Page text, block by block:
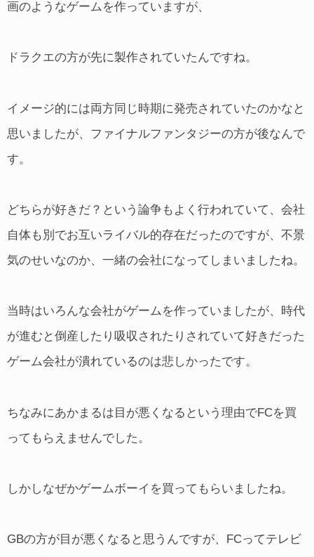
画のようなゲームを作っていますが、
ドラクエの方が先に製作されていたんですね。
イメージ的には両方同じ時期に発売されていたのかなと
思いましたが、ファイナルファンタジーの方が後なんで
す。
どちらが好きだ？という論争もよく行われていて、会社
自体も別でお互いライバル的存在だったのですが、不景
気のせいなのか、一緒の会社になってしまいましたね。
当時はいろんな会社がゲームを作っていましたが、時代
が進むと倒産したり吸収されたりされていて好きだった
ゲーム会社が潰れているのは悲しかったです。
ちなみにあかまるは目が悪くなるという理由でFCを買
ってもらえませんでした。
しかしなぜかゲームボーイを買ってもらいましたね。
GBの方が目が悪くなると思うんですが、FCってテレビ